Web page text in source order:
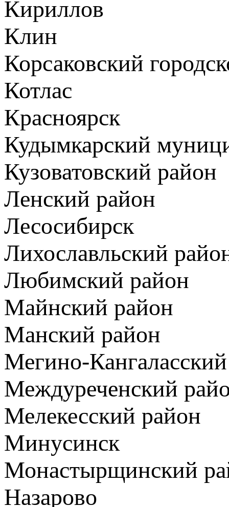
Кириллов
Клин
Корсаковский
Котлас
Красноярск
Кудымкарский
Кузоватовский район
Ленский район
Лесосибирск
Лихославльский
Любимский район
Майнский район
Манский район
Мегино-
Междуреченский
Мелекесский район
Минусинск
Монастырщинский
Назарово